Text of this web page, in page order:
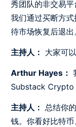
秀团队的非交易
我们通过买断方
待市场恢复后退出
主持人： 大家可
Arthur Hayes：
Substack Crypto
主持人： 总结你
钱。你看好比特